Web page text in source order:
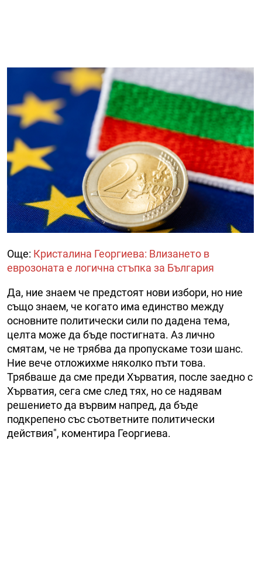
Още: Кристалина Георгиева: Влизането в
еврозоната е логична стъпка за България
Да, ние знаем че предстоят нови избори, но ние
също знаем, че когато има единство между
основните политически сили по дадена тема,
целта може да бъде постигната. Аз лично
смятам, че не трябва да пропускаме този шанс.
Ние вече отложихме няколко пъти това.
Трябваше да сме преди Хърватия, после заедно с
Хърватия, сега сме след тях, но се надявам
решението да вървим напред, да бъде
подкрепено със съответните политически
действия", коментира Георгиева.